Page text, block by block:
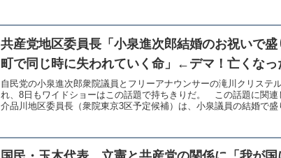
共産党地区委員長「小泉進次郎結婚のお祝いで
町で同じ時に失われていく命」←デマ！亡くなっ
自民党の小泉進次郎衆院議員とフリーアナウンサーの滝川クリステ
れ、8日もワイドショーはこの話題で持ちきりだ。 この話題に関連
介品川地区委員長（衆院東京3区予定候補）は、小泉議員の結婚で盛